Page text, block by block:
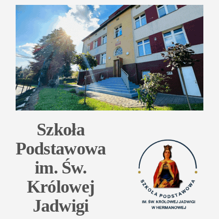
Przejdź
Szkoła
Podstawowa
im. Św.
Królowej
Jadwigi